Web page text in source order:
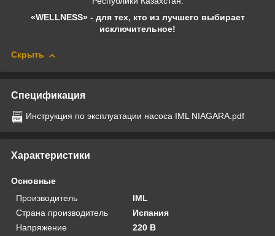
«WELLNESS» - для тех, кто из лучшего выбирает
исключительное!
Скрыть
Спецификация
Инструкция по эксплуатации насоса IML NIAGARA.pdf
Характеристики
Основные
Производитель
IML
Страна производитель
Испания
Напряжение
220 В